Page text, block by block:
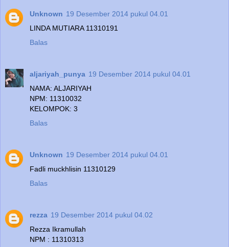
Unknown 19 Desember 2014 pukul 04.01
LINDA MUTIARA 11310191
Balas
aljariyah_punya 19 Desember 2014 pukul 04.01
NAMA: ALJARIYAH
NPM: 11310032
KELOMPOK: 3
Balas
Unknown 19 Desember 2014 pukul 04.01
Fadli muckhlisin 11310129
Balas
rezza 19 Desember 2014 pukul 04.02
Rezza Ikramullah
NPM : 11310313